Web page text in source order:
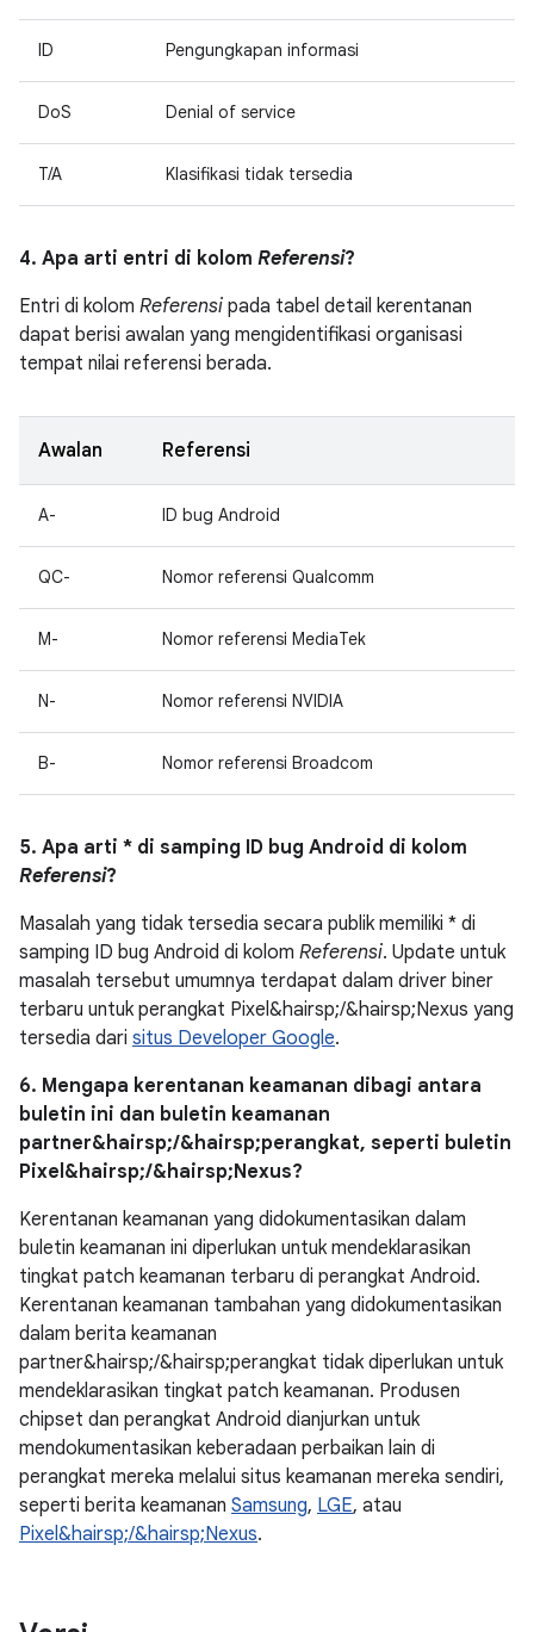
ID Pengungkapan informasi
DoS Denial of service
T/A Klasifikasi tidak tersedia
4. Apa arti entri di kolom Referensi?
Entri di kolom Referensi pada tabel detail kerentanan
dapat berisi awalan yang mengidentifikasi organisasi
tempat nilai referensi berada.
Awalan Referensi
A- ID bug Android
QC- Nomor referensi Qualcomm
M- Nomor referensi MediaTek
N- Nomor referensi NVIDIA
B- Nomor referensi Broadcom
5. Apa arti * di samping ID bug Android di kolom
Referensi?
Masalah yang tidak tersedia secara publik memiliki * di
samping ID bug Android di kolom Referensi. Update untuk
masalah tersebut umumnya terdapat dalam driver biner
terbaru untuk perangkat Pixel&hairsp;/&hairsp;Nexus yang
tersedia dari situs Developer Google.
6. Mengapa kerentanan keamanan dibagi antara
buletin ini dan buletin keamanan
partner&hairsp;/&hairsp;perangkat, seperti buletin
Pixel&hairsp;/&hairsp;Nexus?
Kerentanan keamanan yang didokumentasikan dalam
buletin keamanan ini diperlukan untuk mendeklarasikan
tingkat patch keamanan terbaru di perangkat Android.
Kerentanan keamanan tambahan yang didokumentasikan
dalam berita keamanan
partner&hairsp;/&hairsp;perangkat tidak diperlukan untuk
mendeklarasikan tingkat patch keamanan. Produsen
chipset dan perangkat Android dianjurkan untuk
mendokumentasikan keberadaan perbaikan lain di
perangkat mereka melalui situs keamanan mereka sendiri,
seperti berita keamanan Samsung, LGE, atau
Pixel&hairsp;/&hairsp;Nexus.